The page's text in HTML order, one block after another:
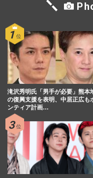
滝沢秀明氏「男手が必要」熊本
の復興支援を表明、中居正広も
ンティア計画…